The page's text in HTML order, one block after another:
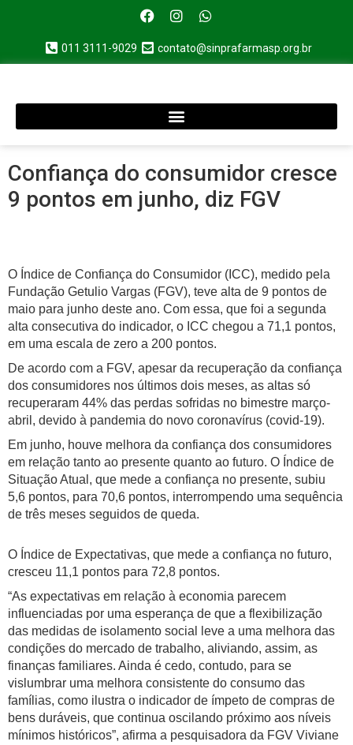
011 3111-9029 contato@sinprafarmasp.org.br
Confiança do consumidor cresce
9 pontos em junho, diz FGV
O Índice de Confiança do Consumidor (ICC), medido pela
Fundação Getulio Vargas (FGV), teve alta de 9 pontos de
maio para junho deste ano. Com essa, que foi a segunda
alta consecutiva do indicador, o ICC chegou a 71,1 pontos,
em uma escala de zero a 200 pontos.
De acordo com a FGV, apesar da recuperação da confiança
dos consumidores nos últimos dois meses, as altas só
recuperaram 44% das perdas sofridas no bimestre março-
abril, devido à pandemia do novo coronavírus (covid-19).
Em junho, houve melhora da confiança dos consumidores
em relação tanto ao presente quanto ao futuro. O Índice de
Situação Atual, que mede a confiança no presente, subiu
5,6 pontos, para 70,6 pontos, interrompendo uma sequência
de três meses seguidos de queda.
O Índice de Expectativas, que mede a confiança no futuro,
cresceu 11,1 pontos para 72,8 pontos.
“As expectativas em relação à economia parecem
influenciadas por uma esperança de que a flexibilização
das medidas de isolamento social leve a uma melhora das
condições do mercado de trabalho, aliviando, assim, as
finanças familiares. Ainda é cedo, contudo, para se
vislumbrar uma melhora consistente do consumo das
famílias, como ilustra o indicador de ímpeto de compras de
bens duráveis, que continua oscilando próximo aos níveis
mínimos históricos”, afirma a pesquisadora da FGV Viviane